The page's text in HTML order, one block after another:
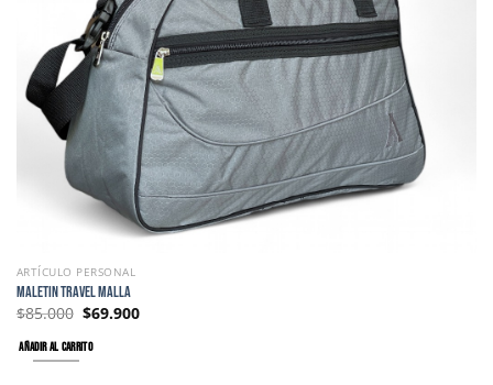
ARTÍCULO PERSONAL
MALETIN TRAVEL MALLA
$85.000 $69.900
AÑADIR AL CARRITO